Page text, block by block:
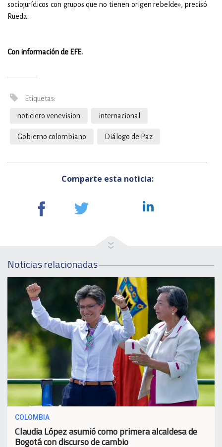
sociojurídicos con grupos que no tienen origen rebelde», precisó
Rueda.
Con información de EFE.
Etiquetas:
noticiero venevision internacional
Gobierno colombiano Diálogo de Paz
Comparte esta noticia:
Noticias relacionadas
COLOMBIA
Claudia López asumió como primera alcaldesa de
Bogotá con discurso de cambio